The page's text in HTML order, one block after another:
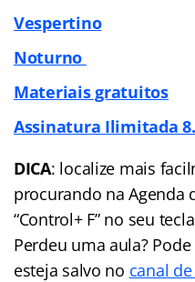
Vespertino
Noturno
Materiais gratuitos
Assinatura Ilimitada
DICA: localize mais
procurando na Agenda
“Control+ F” no seu
Perdeu uma aula?
esteja salvo no canal